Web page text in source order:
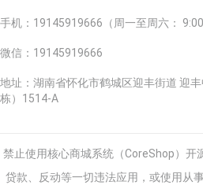
手机 ：19145919666（周一至周六：
微信 ：19145919666
地址 ：湖南省怀化市鹤城区迎丰街道 迎
栋）1514-A
禁止使用核心商城系统（CoreShop）开
贷款、反动等一切违法应用，或使用从